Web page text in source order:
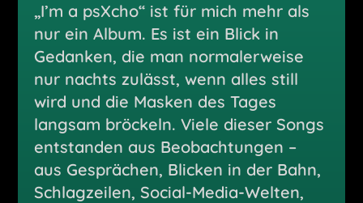
„I’m a psXcho“ ist für mich mehr als
nur ein Album. Es ist ein Blick in
Gedanken, die man normalerweise
nur nachts zulässt, wenn alles still
wird und die Masken des Tages
langsam bröckeln. Viele dieser Songs
entstanden aus Beobachtungen –
aus Gesprächen, Blicken in der Bahn,
Schlagzeilen, Social-Media-Welten,